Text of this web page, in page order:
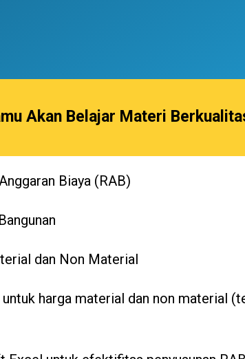
Akan Belajar Materi
Biaya (RAB)
dan Non Material
harga material dan non material